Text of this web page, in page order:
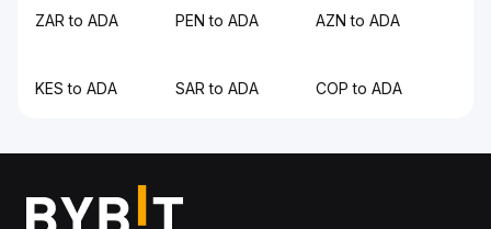
ZAR to ADA PEN to ADA AZN to ADA
KES to ADA SAR to ADA COP to ADA